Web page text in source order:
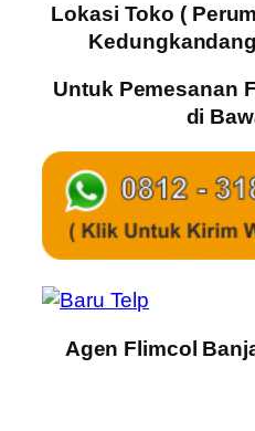
Lokasi Toko (
Untuk Pemesanan
di
Agen Flimcol